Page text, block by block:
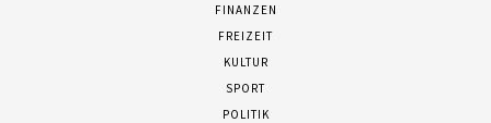
FINANZEN
FREIZEIT
KULTUR
SPORT
POLITIK